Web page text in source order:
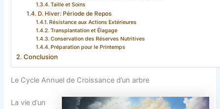
Taille et Soins
D. Hiver: Période de Repos
Résistance aux Actions Extérieures
Transplantation et Élagage
Conservation des Réserves Nutritives
Préparation pour le Printemps
Conclusion
Le Cycle Annuel de Croissance d’un arbre
La vie d’un